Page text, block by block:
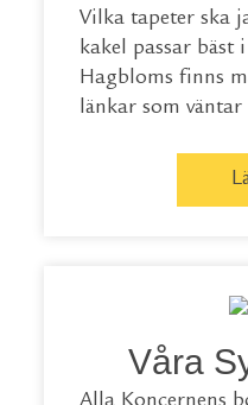
Vilka tapeter ska
kakel passar bäst
Hagbloms finns
länkar som
Våra